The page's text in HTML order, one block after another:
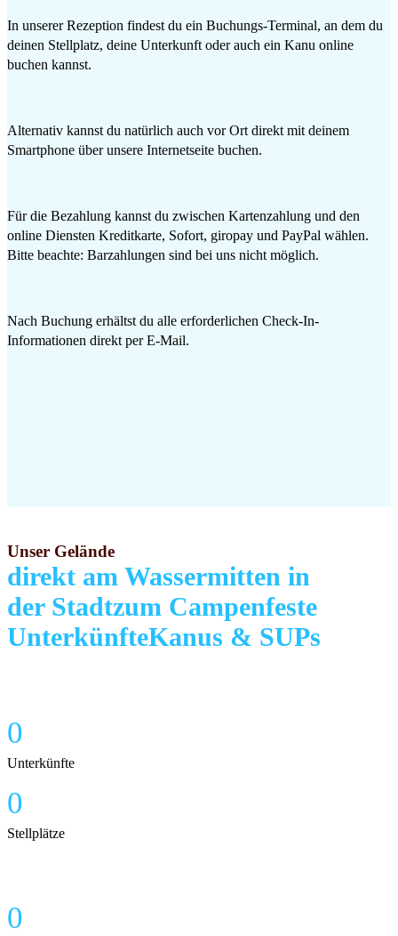
In unserer Rezeption findest du ein Buchungs-Terminal, an dem du
deinen Stellplatz, deine Unterkunft oder auch ein Kanu online
buchen kannst.
Alternativ kannst du natürlich auch vor Ort direkt mit deinem
Smartphone über unsere Internetseite buchen.
Für die Bezahlung kannst du zwischen Kartenzahlung und den
online Diensten Kreditkarte, Sofort, giropay und PayPal wählen.
Bitte beachte: Barzahlungen sind bei uns nicht möglich.
Nach Buchung erhältst du alle erforderlichen Check-In-
Informationen direkt per E-Mail.
Unser Gelände
direkt am Wassermitten in
der Stadtzum Campenfeste
UnterkünfteKanus & SUPs
0
Unterkünfte
0
Stellplätze
0